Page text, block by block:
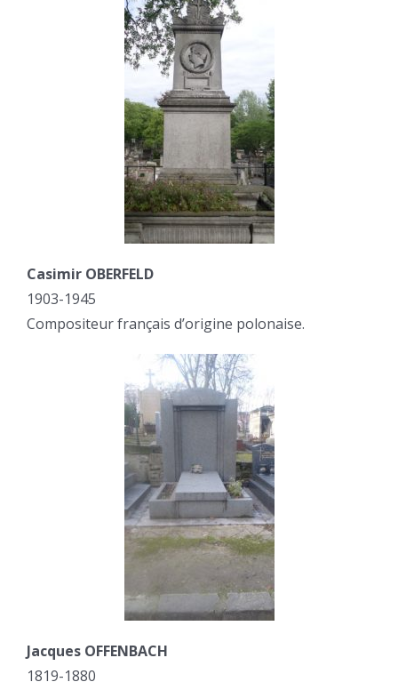
Casimir OBERFELD
1903-1945
Compositeur français d’origine polonaise.
Jacques OFFENBACH
1819-1880